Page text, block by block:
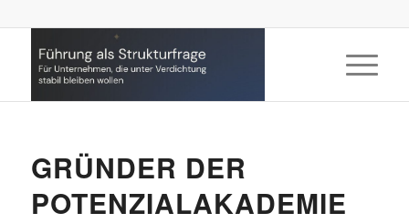
GRÜNDER DER
POTENZIALAKADEMIE